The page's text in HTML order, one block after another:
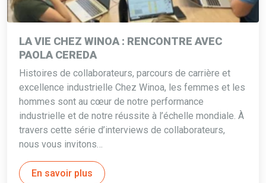
LA VIE CHEZ WINOA : RENCONTRE AVEC
PAOLA CEREDA
Histoires de collaborateurs, parcours de carrière et
excellence industrielle Chez Winoa, les femmes et les
hommes sont au cœur de notre performance
industrielle et de notre réussite à l’échelle mondiale. À
travers cette série d’interviews de collaborateurs,
nous vous invitons…
En savoir plus